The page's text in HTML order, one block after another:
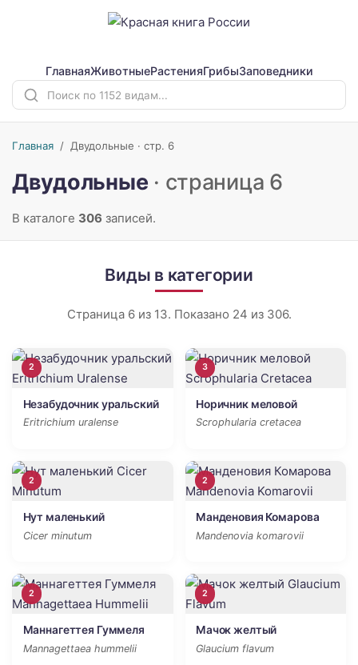
ГлавнаяЖивотныеРастенияГрибыЗаповедники
Главная / Двудольные · стр. 6
Двудольные · страница 6
В каталоге 306 записей.
Виды в категории
Страница 6 из 13. Показано 24 из 306.
2
Незабудочник уральский
Eritrichium uralense
3
Норичник меловой
Scrophularia cretacea
2
Нут маленький
Cicer minutum
2
Манденовия Комарова
Mandenovia komarovii
2
Маннагеттея Гуммеля
Mannagettaea hummelii
2
Мачок желтый
Glaucium flavum